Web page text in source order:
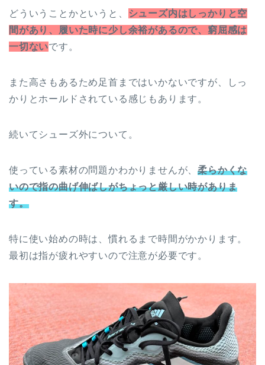
どういうことかというと、
シューズ内はしっかりと空
間があり、履いた時に少し余裕があるので、窮屈感は
一切ないです。
また高さもあるため足首まではいかないですが、しっ
かりとホールドされている感じもあります。
続いてシューズ外について。
使っている素材の問題かわかりませんが、柔らかくな
いので指の曲げ伸ばしがちょっと厳しい時がありま
す。
特に使い始めの時は、慣れるまで時間がかかります。
最初は指が疲れやすいので注意が必要です。